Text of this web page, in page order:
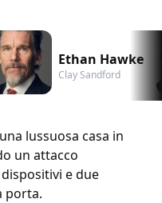
Ethan Hawke
Clay Sandford
lussuosa casa in
un attacco
e due
porta.